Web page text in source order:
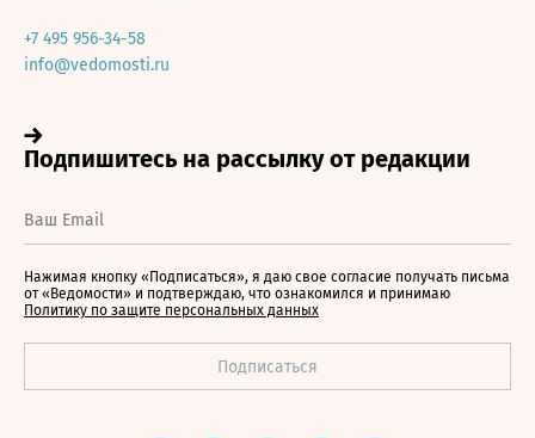
+7 495 956-34-58
info@vedomosti.ru
Нажимая кнопку «Подписаться», я даю свое согласие получать письма
от «Ведомости» и подтверждаю, что ознакомился и принимаю
Политику по защите персональных данных